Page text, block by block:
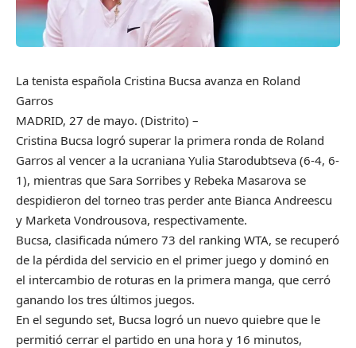
La tenista española Cristina Bucsa avanza en Roland
Garros
MADRID, 27 de mayo. (Distrito) –
Cristina Bucsa logró superar la primera ronda de Roland
Garros al vencer a la ucraniana Yulia Starodubtseva (6-4, 6-
1), mientras que Sara Sorribes y Rebeka Masarova se
despidieron del torneo tras perder ante Bianca Andreescu
y Marketa Vondrousova, respectivamente.
Bucsa, clasificada número 73 del ranking WTA, se recuperó
de la pérdida del servicio en el primer juego y dominó en
el intercambio de roturas en la primera manga, que cerró
ganando los tres últimos juegos.
En el segundo set, Bucsa logró un nuevo quiebre que le
permitió cerrar el partido en una hora y 16 minutos,